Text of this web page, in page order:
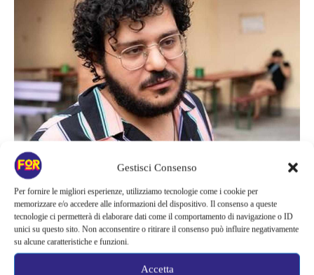
Gestisci Consenso
Per fornire le migliori esperienze, utilizziamo tecnologie come i cookie per
memorizzare e/o accedere alle informazioni del dispositivo. Il consenso a queste
tecnologie ci permetterà di elaborare dati come il comportamento di navigazione o ID
unici su questo sito. Non acconsentire o ritirare il consenso può influire negativamente
su alcune caratteristiche e funzioni.
Accetta
Attualità
PATRICK ZAKI, “CONDANNATO
A…”: ARRIVA L’ARRESTO E LE
GRIDA DELLA MADRE | PORTATO